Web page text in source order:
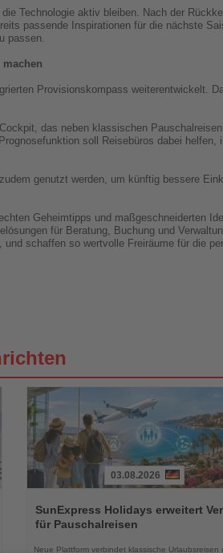
Technologie aktiv bleiben. Nach der
passende Inspirationen für die nächste
passen.
Provisionskompass weiterentwickelt.
das neben klassischen
soll Reisebüros dabei
genutzt werden, um künftig bessere
Geheimtipps und maßgeschneiderten
für Beratung, Buchung und
schaffen so wertvolle Freiräume für die
Sie
die
03.08.2026
SunExpress Holidays erweitert
für Pauschalreisen
Neue Plattform verbindet klassische Urlaubsreisen